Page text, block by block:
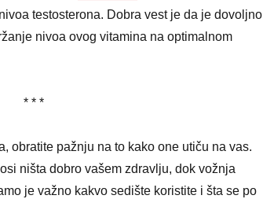
testosterona. Dobra vest je da je dovoljno
nivoa ovog vitamina na optimalnom
* * *
obratite pažnju na to kako one utiču na vas.
ništa dobro vašem zdravlju, dok vožnja
je važno kakvo sedište koristite i šta se po